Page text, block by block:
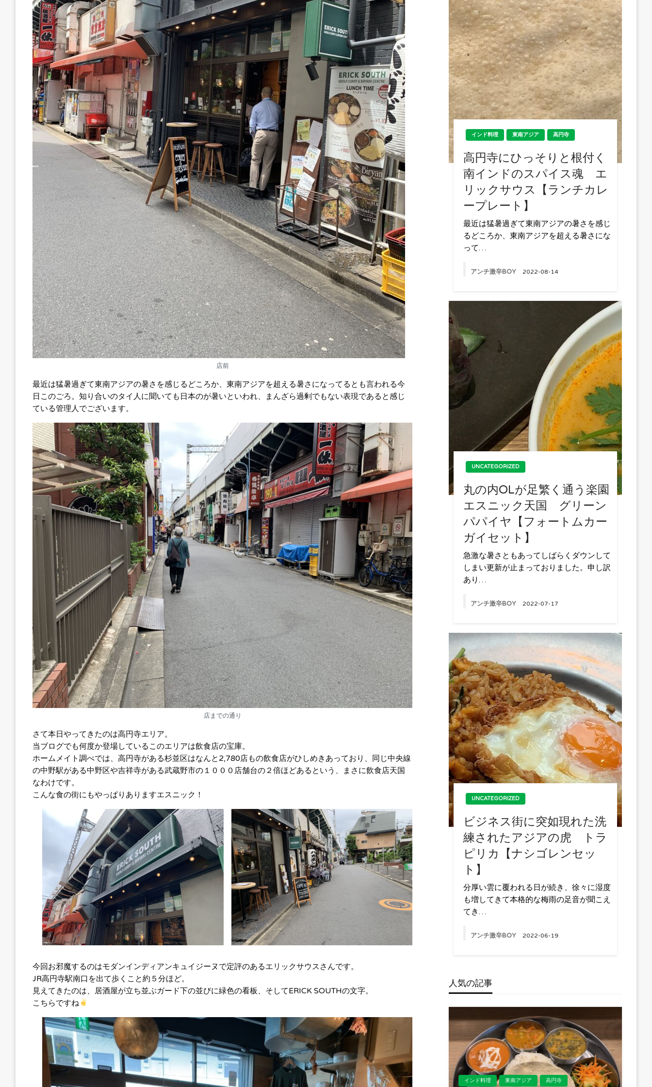
店前
最近は猛暑過ぎて東南アジアの暑さを感じるどころか、東南アジアを超える暑さになってるとも言われる今
日このごろ。知り合いのタイ人に聞いても日本のが暑いといわれ、まんざら過剰でもない表現であると感じ
ている管理人でございます。
店までの通り
さて本日やってきたのは高円寺エリア。
当ブログでも何度か登場しているこのエリアは飲食店の宝庫。
ホームメイト調べでは、高円寺がある杉並区はなんと2,780店もの飲食店がひしめきあっており、同じ中央線
の中野駅がある中野区や吉祥寺がある武蔵野市の１０００店舗台の２倍ほどあるという、まさに飲食店天国
なわけです。
こんな食の街にもやっぱりありますエスニック！
今回お邪魔するのはモダンインディアンキュイジーヌで定評のあるエリックサウスさんです。
JR高円寺駅南口を出て歩くこと約５分ほど。
見えてきたのは、居酒屋が立ち並ぶガード下の並びに緑色の看板、そしてERICK SOUTHの文字。
こちらですね
インド料理 東南アジア 高円寺
高円寺にひっそりと根付く
南インドのスパイス魂 エ
リックサウス【ランチカレ
ープレート】
最近は猛暑過ぎて東南アジアの暑さを感じ
るどころか、東南アジアを超える暑さにな
って…
アンチ激辛BOY 2022-08-14
UNCATEGORIZED
丸の内OLが足繁く通う楽園
エスニック天国 グリーン
パパイヤ【フォートムカー
ガイセット】
急激な暑さともあってしばらくダウンして
しまい更新が止まっておりました。申し訳
あり…
アンチ激辛BOY 2022-07-17
UNCATEGORIZED
ビジネス街に突如現れた洗
練されたアジアの虎 トラ
ピリカ【ナシゴレンセッ
ト】
分厚い雲に覆われる日が続き、徐々に湿度
も増してきて本格的な梅雨の足音が聞こえ
てき…
アンチ激辛BOY 2022-06-19
人気の記事
インド料理 東南アジア 高円寺